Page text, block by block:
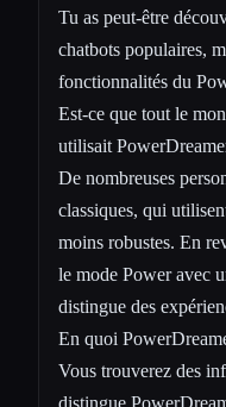
Tu as peut-être
chatbots populaires,
fonctionnalités du
Est-ce que tout le
utilisait
De nombreuses
classiques, qui
moins robustes. En
le mode Power avec
distingue des
En quoi
Vous trouverez des
distingue